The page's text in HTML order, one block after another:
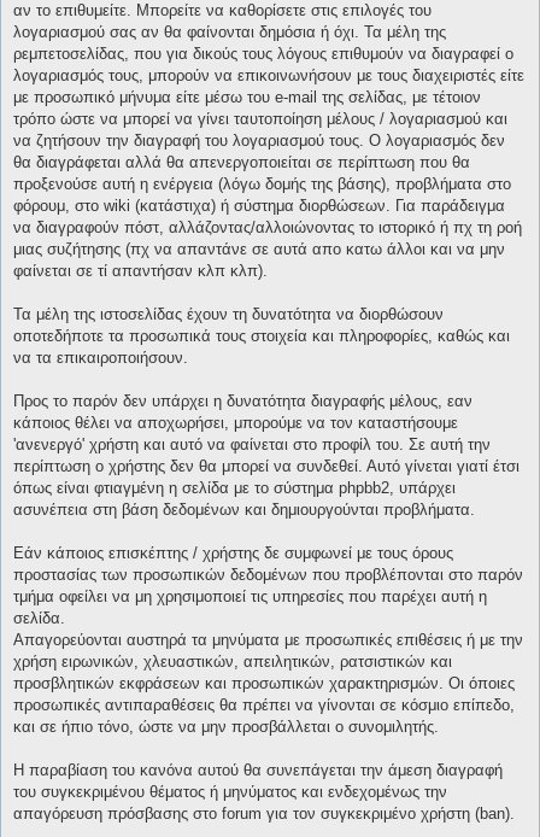
αν το επιθυμείτε. Μπορείτε να καθορίσετε στις επιλογές του
λογαριασμού σας αν θα φαίνονται δημόσια ή όχι. Τα μέλη της
ρεμπετοσελίδας, που για δικούς τους λόγους επιθυμούν να διαγραφεί ο
λογαριασμός τους, μπορούν να επικοινωνήσουν με τους διαχειριστές είτε
με προσωπικό μήνυμα είτε μέσω του e-mail της σελίδας, με τέτοιον
τρόπο ώστε να μπορεί να γίνει ταυτοποίηση μέλους / λογαριασμού και
να ζητήσουν την διαγραφή του λογαριασμού τους. Ο λογαριασμός δεν
θα διαγράφεται αλλά θα απενεργοποιείται σε περίπτωση που θα
προξενούσε αυτή η ενέργεια (λόγω δομής της βάσης), προβλήματα στο
φόρουμ, στο wiki (κατάστιχα) ή σύστημα διορθώσεων. Για παράδειγμα
να διαγραφούν πόστ, αλλάζοντας/αλλοιώνοντας το ιστορικό ή πχ τη ροή
μιας συζήτησης (πχ να απαντάνε σε αυτά απο κατω άλλοι και να μην
φαίνεται σε τί απαντήσαν κλπ κλπ).
Τα μέλη της ιστοσελίδας έχουν τη δυνατότητα να διορθώσουν
οποτεδήποτε τα προσωπικά τους στοιχεία και πληροφορίες, καθώς και
να τα επικαιροποιήσουν.
Προς το παρόν δεν υπάρχει η δυνατότητα διαγραφής μέλους, εαν
κάποιος θέλει να αποχωρήσει, μπορούμε να τον καταστήσουμε
'ανενεργό' χρήστη και αυτό να φαίνεται στο προφίλ του. Σε αυτή την
περίπτωση ο χρήστης δεν θα μπορεί να συνδεθεί. Αυτό γίνεται γιατί έτσι
όπως είναι φτιαγμένη η σελίδα με το σύστημα phpbb2, υπάρχει
ασυνέπεια στη βάση δεδομένων και δημιουργούνται προβλήματα.
Εάν κάποιος επισκέπτης / χρήστης δε συμφωνεί με τους όρους
προστασίας των προσωπικών δεδομένων που προβλέπονται στο παρόν
τμήμα οφείλει να μη χρησιμοποιεί τις υπηρεσίες που παρέχει αυτή η
σελίδα.
Απαγορεύονται αυστηρά τα μηνύματα με προσωπικές επιθέσεις ή με την
χρήση ειρωνικών, χλευαστικών, απειλητικών, ρατσιστικών και
προσβλητικών εκφράσεων και προσωπικών χαρακτηρισμών. Οι όποιες
προσωπικές αντιπαραθέσεις θα πρέπει να γίνονται σε κόσμιο επίπεδο,
και σε ήπιο τόνο, ώστε να μην προσβάλλεται ο συνομιλητής.
Η παραβίαση του κανόνα αυτού θα συνεπάγεται την άμεση διαγραφή
του συγκεκριμένου θέματος ή μηνύματος και ενδεχομένως την
απαγόρευση πρόσβασης στο forum για τον συγκεκριμένο χρήστη (ban).